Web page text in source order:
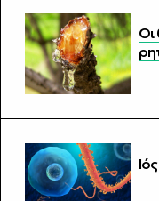
Οι